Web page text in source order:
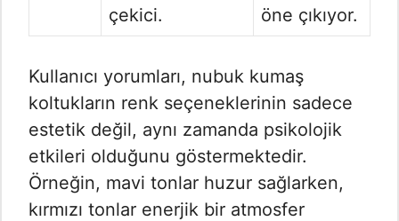
çekici.
öne çıkıyor.
Kullanıcı yorumları, nubuk kumaş
koltukların renk seçeneklerinin sadece
estetik değil, aynı zamanda psikolojik
etkileri olduğunu göstermektedir.
Örneğin, mavi tonlar huzur sağlarken,
kırmızı tonlar enerjik bir atmosfer